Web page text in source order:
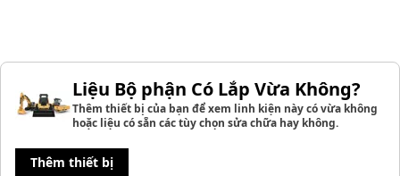
Liệu Bộ phận Có Lắp Vừa Không?
Thêm thiết bị của bạn để xem linh kiện này có vừa không
hoặc liệu có sẵn các tùy chọn sửa chữa hay không.
Thêm thiết bị